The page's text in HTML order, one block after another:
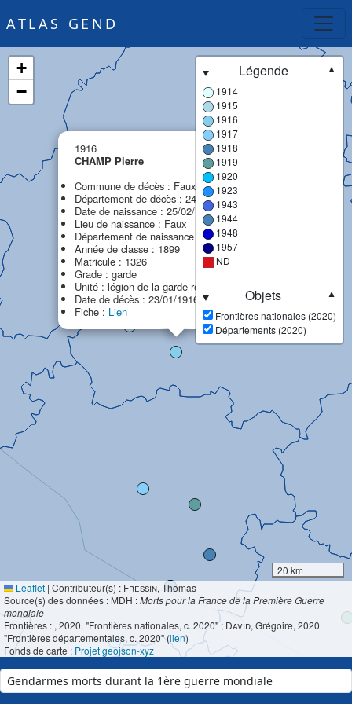
ATLAS GEND
1916
CHAMP Pierre
Commune de décès : Faux
Département de décès : 24 - Dordogne
Date de naissance : 25/02/1879
Lieu de naissance : Faux
Département de naissance : 24 - Dordogne
Année de classe : 1899
Matricule : 1326
Grade : garde
Unité : légion de la garde républicaine (LGR)
Date de décès : 23/01/1916
Fiche : Lien
+
−
Légende
▼
1914
1915
1916
1917
1918
1919
1920
1923
1943
1944
1948
1957
ND
Objets
▼
Frontières nationales (2020)
Départements (2020)
20 km
Leaflet | Contributeur(s) : Fressin, Thomas
Source(s) des données : MDH :Morts pour la France de la Première Guerre
mondiale
Frontières : , 2020. "Frontières nationales, c. 2020" ; David, Grégoire, 2020.
"Frontières départementales, c. 2020" (lien)
Fonds de carte : Projet geojson-xyz